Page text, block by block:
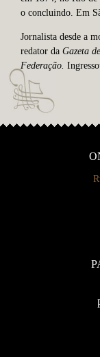
o concluindo. Em
Jornalista desde a
redator da Gazeta
Federação.